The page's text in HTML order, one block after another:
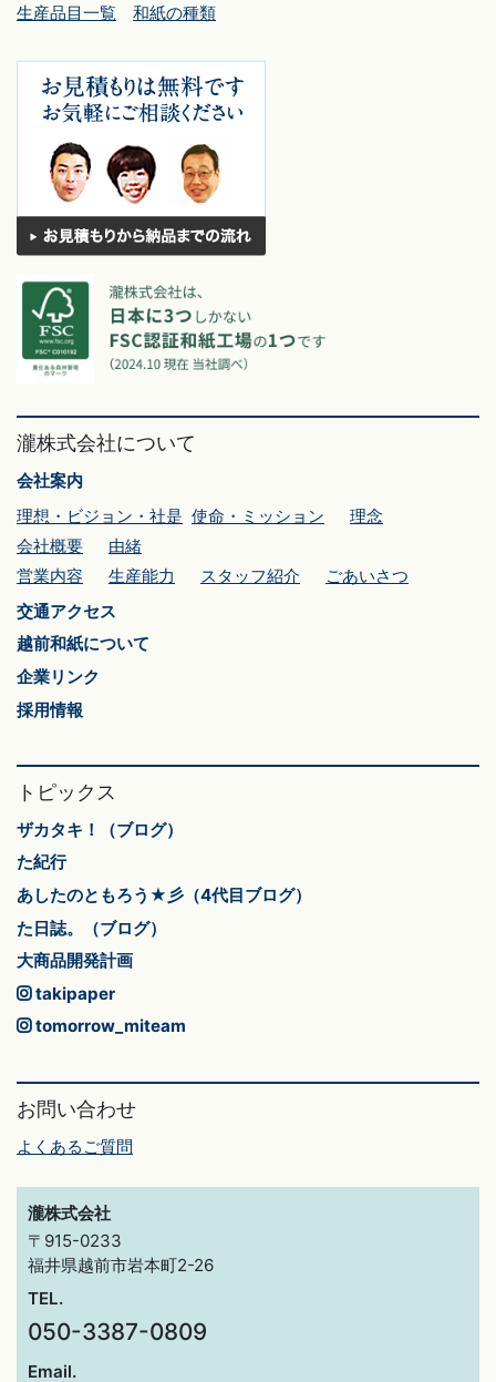
生産品目一覧 和紙の種類
瀧株式会社について
会社案内
理想・ビジョン・社是 使命・ミッション
理念
会社概要
由緒
営業内容
生産能力 スタッフ紹介
ごあいさつ
交通アクセス
越前和紙について
企業リンク
採用情報
トピックス
ザカタキ！（ブログ）
た紀行
あしたのともろう★彡（4代目ブログ）
た日誌。（ブログ）
大商品開発計画
takipaper
tomorrow_miteam
お問い合わせ
よくあるご質問
瀧株式会社
〒915-0233
福井県越前市岩本町2-26
TEL.
050-3387-0809
Email.